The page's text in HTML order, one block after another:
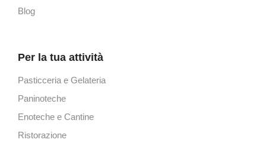
Blog
Per la tua attività
Pasticceria e Gelateria
Paninoteche
Enoteche e Cantine
Ristorazione